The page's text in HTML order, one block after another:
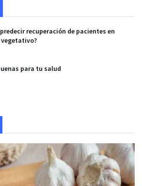
predecir recuperación de pacientes en
para tu salud